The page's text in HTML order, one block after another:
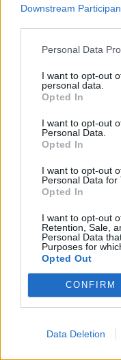
Downstream
Personal Data
I want to opt-out
personal data.
Opted In
I want to opt-out
Personal Data.
Opted In
I want to opt-out
Personal Data for
Opted In
I want to opt-out
Retention, Sale,
Personal Data
Purposes for
Opted Out
CONFIRM
Data Deletion
Savo jėgomis
(pastaruoju
turtas
mlrd. eurų)
viešų renginių.
bendrovės 61
pradėjo verslą
priklauso prie
Per
Kinijos
prieš metus
automatizuotą